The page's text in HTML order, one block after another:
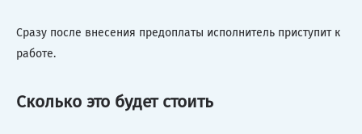
Сразу после внесения предоплаты исполнитель приступит к
работе.
Сколько это будет стоить